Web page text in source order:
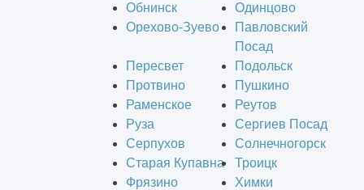
Обнинск
Одинцово
Орехово-Зуево
Павловский
Посад
Пересвет
Подольск
Протвино
Пушкино
Раменское
Реутов
Руза
Сергиев Посад
Серпухов
Солнечногорск
Старая Купавна
Троицк
Фрязино
Химки